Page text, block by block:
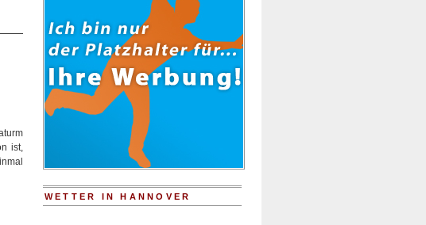
ist,
WETTER IN HANNOVER